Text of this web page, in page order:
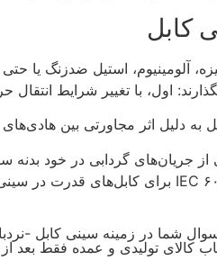
اول، با تغییر شرایط
شما در زمینه سینی کابل -